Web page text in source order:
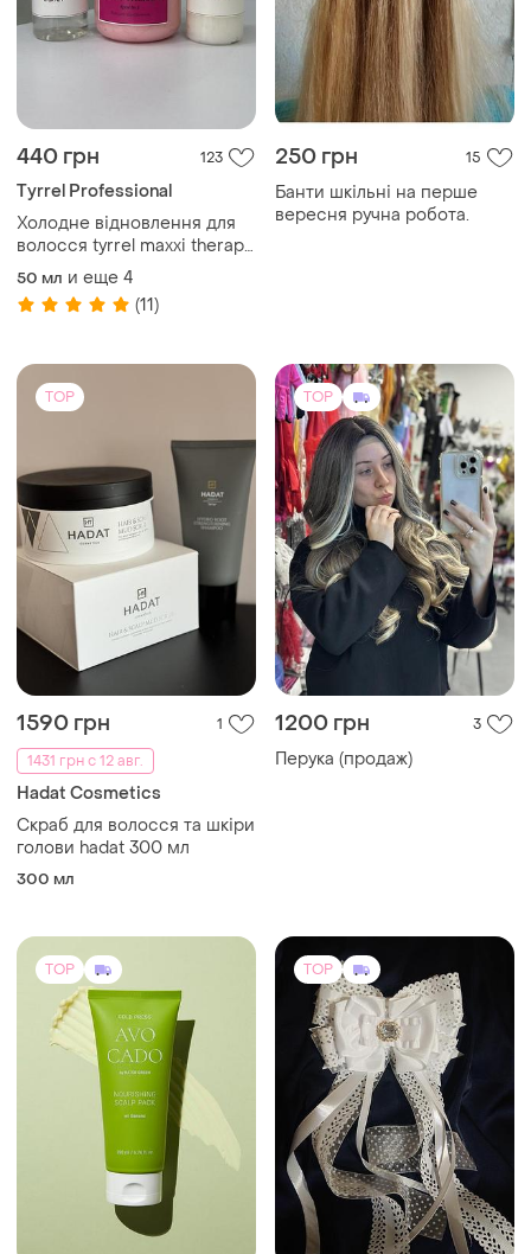
440 грн 123
Tyrrel Professional
Холодне відновлення для
волосся tyrrel maxxi therapy
40/50/40
50 мл и еще 4
(11)
250 грн 15
Банти шкільні на перше
вересня ручна робота.
TOP
1590 грн
1
1431 грн с 12 авг.
Hadat Cosmetics
Скраб для волосся та шкіри
голови hadat 300 мл
300 мл
TOP
1200 грн 3
Перука (продаж)
TOP TOP